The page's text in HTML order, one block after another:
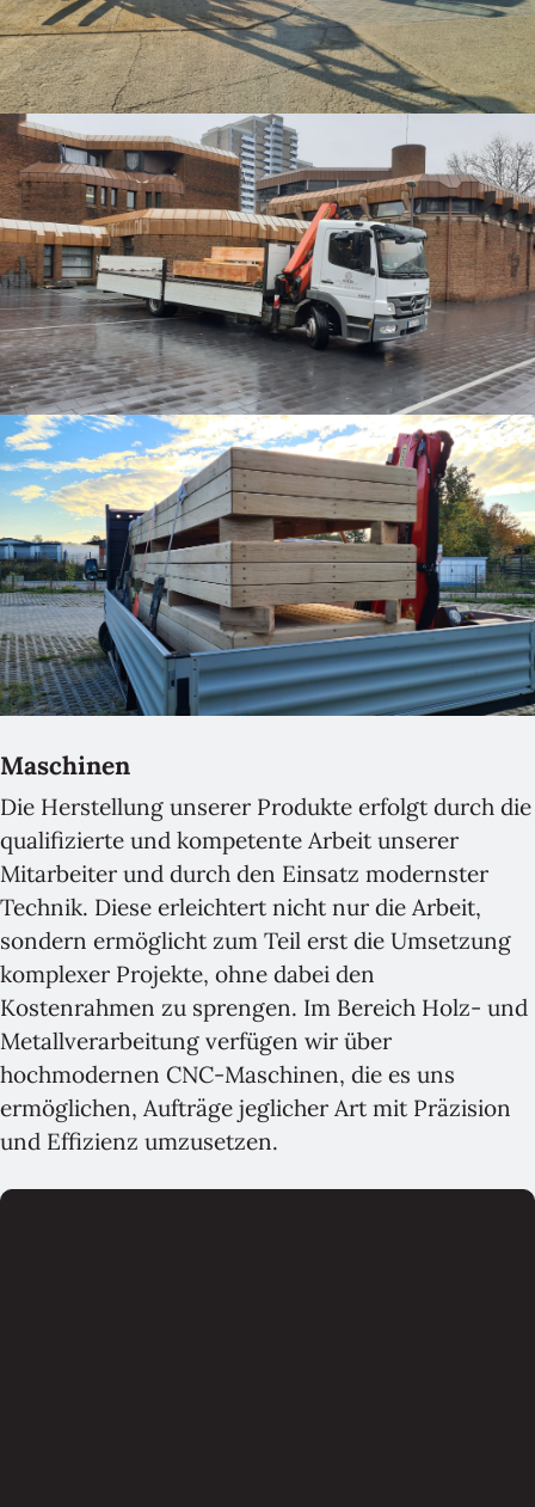
Maschinen
Die Herstellung unserer Produkte erfolgt durch die
qualifizierte und kompetente Arbeit unserer
Mitarbeiter und durch den Einsatz modernster
Technik. Diese erleichtert nicht nur die Arbeit,
sondern ermöglicht zum Teil erst die Umsetzung
komplexer Projekte, ohne dabei den
Kostenrahmen zu sprengen. Im Bereich Holz- und
Metallverarbeitung verfügen wir über
hochmodernen CNC-Maschinen, die es uns
ermöglichen, Aufträge jeglicher Art mit Präzision
und Effizienz umzusetzen.